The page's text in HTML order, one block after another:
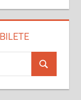
Search